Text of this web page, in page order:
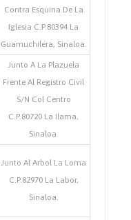
Contra Esquina De La
Iglesia C.P.80394 La
Guamuchilera, Sinaloa.
Junto A La Plazuela
Frente Al Registro Civil
S/N Col Centro
C.P.80720 La Ilama,
Sinaloa.
Junto Al Arbol La Loma
C.P.82970 La Labor,
Sinaloa.